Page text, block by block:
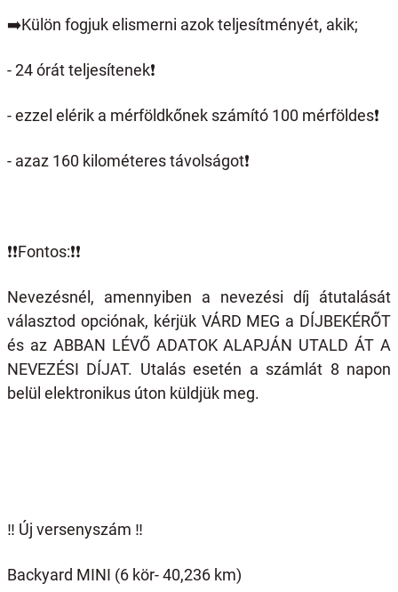
➡️Külön fogjuk elismerni azok teljesítményét, akik;
- 24 órát teljesítenek❗️
- ezzel elérik a mérföldkőnek számító 100 mérföldes❗️
- azaz 160 kilométeres távolságot❗️
❗️❗️Fontos:❗️❗️
Nevezésnél, amennyiben a nevezési díj átutalását
választod opciónak, kérjük VÁRD MEG a DÍJBEKÉRŐT
és az ABBAN LÉVŐ ADATOK ALAPJÁN UTALD ÁT A
NEVEZÉSI DÍJAT. Utalás esetén a számlát 8 napon
belül elektronikus úton küldjük meg.
‼️ Új versenyszám ‼️
Backyard MINI (6 kör- 40,236 km)